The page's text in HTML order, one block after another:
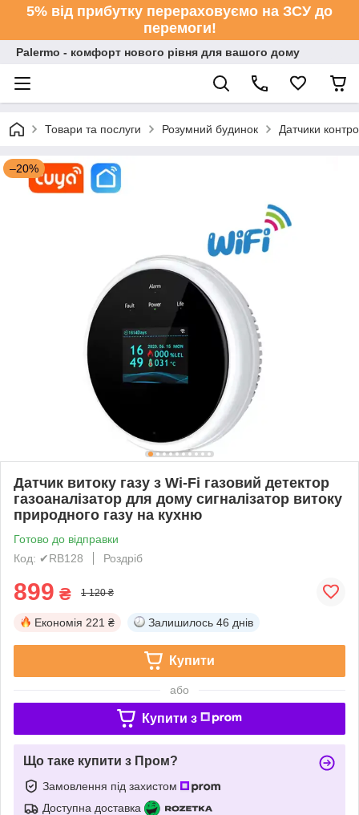
5% від прибутку перераховуємо на ЗСУ до
перемоги!
Palermo - комфорт нового рівня для вашого дому
Товари та послуги Розумний будинок Датчики
–20%
Датчик витоку газу з Wi-Fi газовий детектор
газоаналізатор для дому сигналізатор витоку
природного газу на кухню
Готово до відправки
Код: ✔RB128
Роздріб
899 ₴ 1 120 ₴
Економія 221 ₴ Залишилось 46 днів
Купити
або
Купити з
Що таке купити з Пром?
Замовлення під захистом
Доступна доставка